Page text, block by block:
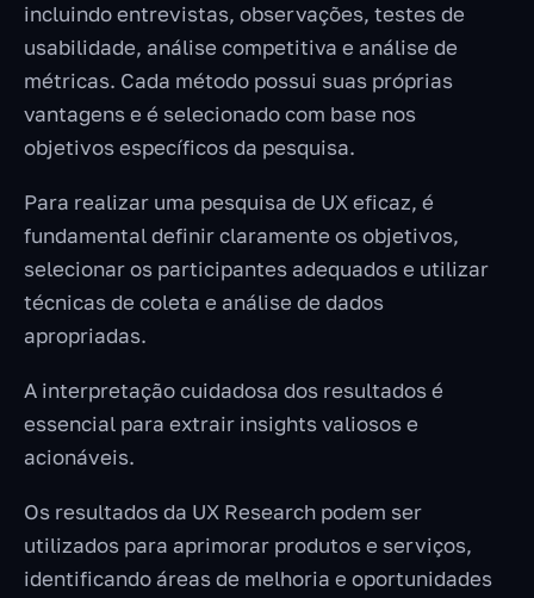
incluindo entrevistas, observações, testes de
usabilidade, análise competitiva e análise de
métricas. Cada método possui suas próprias
vantagens e é selecionado com base nos
objetivos específicos da pesquisa.
Para realizar uma pesquisa de UX eficaz, é
fundamental definir claramente os objetivos,
selecionar os participantes adequados e utilizar
técnicas de coleta e análise de dados
apropriadas.
A interpretação cuidadosa dos resultados é
essencial para extrair insights valiosos e
acionáveis.
Os resultados da UX Research podem ser
utilizados para aprimorar produtos e serviços,
identificando áreas de melhoria e oportunidades